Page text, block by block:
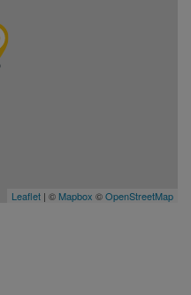
Leaflet | © Mapbox ©OpenStreetMap